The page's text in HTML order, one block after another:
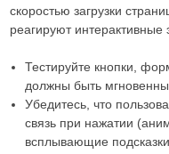
скоростью загрузки
реагируют интерактивные
Тестируйте кнопки,
должны быть
Убедитесь, что
связь при нажатии
всплывающие